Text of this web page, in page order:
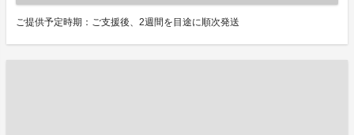
ご提供予定時期：ご支援後、2週間を目途に順次発送